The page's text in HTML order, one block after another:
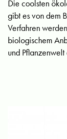
Die coolsten
gibt es von dem
Verfahren
biologischem
und